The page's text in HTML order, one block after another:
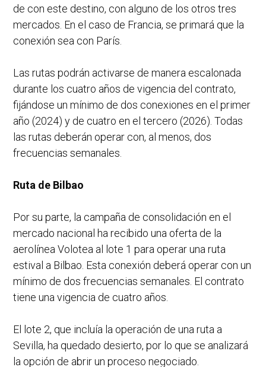
de con este destino, con alguno de los otros tres
mercados. En el caso de Francia, se primará que la
conexión sea con París.
Las rutas podrán activarse de manera escalonada
durante los cuatro años de vigencia del contrato,
fijándose un mínimo de dos conexiones en el primer
año (2024) y de cuatro en el tercero (2026). Todas
las rutas deberán operar con, al menos, dos
frecuencias semanales.
Ruta de Bilbao
Por su parte, la campaña de consolidación en el
mercado nacional ha recibido una oferta de la
aerolínea Volotea al lote 1 para operar una ruta
estival a Bilbao. Esta conexión deberá operar con un
mínimo de dos frecuencias semanales. El contrato
tiene una vigencia de cuatro años.
El lote 2, que incluía la operación de una ruta a
Sevilla, ha quedado desierto, por lo que se analizará
la opción de abrir un proceso negociado.